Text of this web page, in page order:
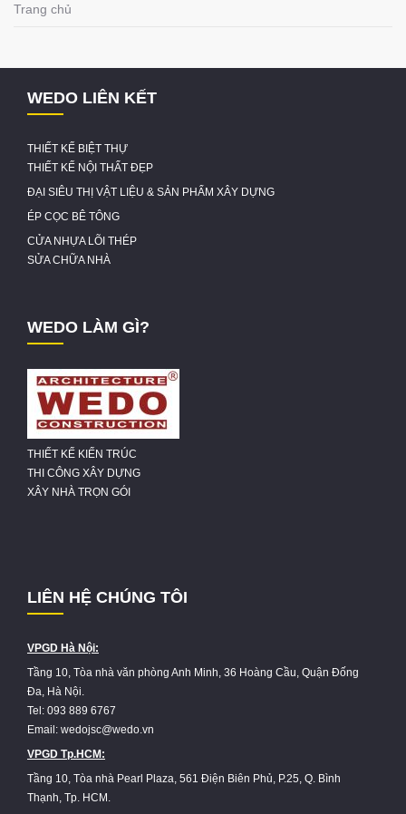
Trang chủ
WEDO LIÊN KẾT
THIẾT KẾ BIỆT THỰ
THIẾT KẾ NỘI THẤT ĐẸP
ĐẠI SIÊU THỊ VẬT LIỆU & SẢN PHẨM XÂY DỰNG
ÉP CỌC BÊ TÔNG
CỬA NHỰA LÕI THÉP
SỬA CHỮA NHÀ
WEDO LÀM GÌ?
THIẾT KẾ KIẾN TRÚC
THI CÔNG XÂY DỰNG
XÂY NHÀ TRỌN GÓI
LIÊN HỆ CHÚNG TÔI
VPGD Hà Nội:
Tầng 10, Tòa nhà văn phòng Anh Minh, 36 Hoàng Cầu, Quận Đống
Đa, Hà Nội.
Tel: 093 889 6767
Email: wedojsc@wedo.vn
VPGD Tp.HCM:
Tầng 10, Tòa nhà Pearl Plaza, 561 Điện Biên Phủ, P.25, Q. Bình
Thạnh, Tp. HCM.